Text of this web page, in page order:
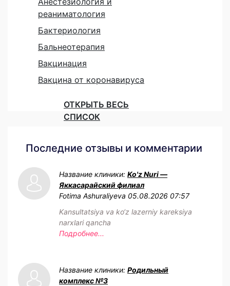
реаниматология
Бактериология
Бальнеотерапия
Вакцинация
Вакцина от коронавируса
ОТКРЫТЬ ВЕСЬ
СПИСОК
Последние отзывы и комментарии
Название клиники: Ko'z Nuri —
Яккасарайский филиал
Fotima Ashuraliyeva 05.08.2026 07:57
Kansultatsiya va ko‘z lazerniy kareksiya
narxlari qancha
Подробнее...
Название клиники: Родильный
комплекс №3